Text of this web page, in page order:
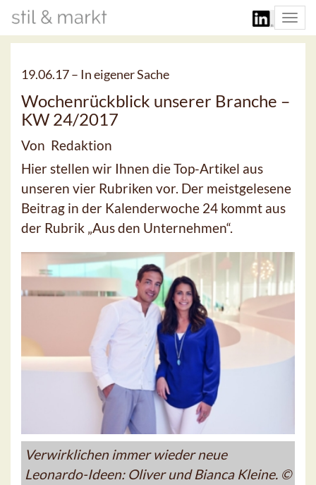
19.06.17 – In eigener Sache
Wochenrückblick unserer Branche –
KW 24/2017
Von Redaktion
Hier stellen wir Ihnen die Top-Artikel aus
unseren vier Rubriken vor. Der meistgelesene
Beitrag in der Kalenderwoche 24 kommt aus
der Rubrik „Aus den Unternehmen“.
Verwirklichen immer wieder neue
Leonardo-Ideen: Oliver und Bianca Kleine. ©